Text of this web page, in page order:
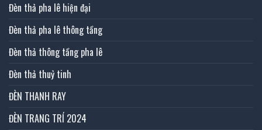
Đèn thả pha lê hiện đại
Đèn thả pha lê thông tầng
Đèn thả thông tầng pha lê
Đèn thả thuỷ tinh
ĐÈN THANH RAY
ĐÈN TRANG TRÍ 2024